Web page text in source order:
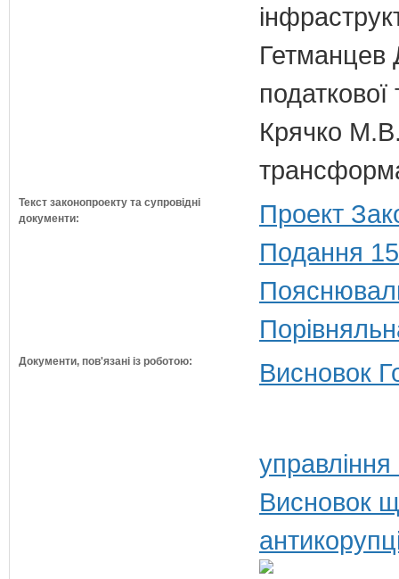
Гетманцев
податкової
Крячко
Текст законопроекту та супровідні
документи:
Проект
Подання
Документи, пов'язані із роботою: Висновок
Висновок